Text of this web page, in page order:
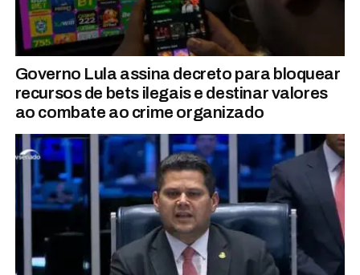
Governo Lula assina decreto para bloquear
recursos de bets ilegais e destinar valores
ao combate ao crime organizado